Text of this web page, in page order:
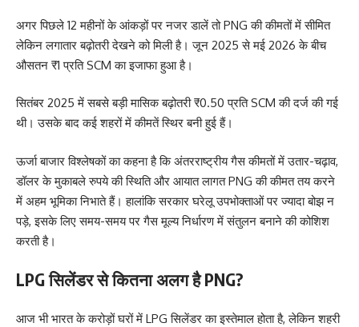
अगर पिछले 12 महीनों के आंकड़ों पर नजर डालें तो PNG की कीमतों में सीमित
लेकिन लगातार बढ़ोतरी देखने को मिली है। जून 2025 से मई 2026 के बीच
औसतन ₹1 प्रति SCM का इजाफा हुआ है।
सितंबर 2025 में सबसे बड़ी मासिक बढ़ोतरी ₹0.50 प्रति SCM की दर्ज की गई
थी। उसके बाद कई शहरों में कीमतें स्थिर बनी हुई हैं।
ऊर्जा बाजार विश्लेषकों का कहना है कि अंतरराष्ट्रीय गैस कीमतों में उतार-चढ़ाव,
डॉलर के मुकाबले रुपये की स्थिति और आयात लागत PNG की कीमत तय करने
में अहम भूमिका निभाते हैं। हालांकि सरकार घरेलू उपभोक्ताओं पर ज्यादा बोझ न
पड़े, इसके लिए समय-समय पर गैस मूल्य निर्धारण में संतुलन बनाने की कोशिश
करती है।
LPG सिलेंडर से कितना अलग है PNG?
आज भी भारत के करोड़ों घरों में LPG सिलेंडर का इस्तेमाल होता है, लेकिन शहरी